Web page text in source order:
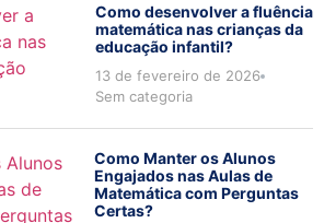
Como desenvolver a fluência
matemática nas crianças da
educação infantil?
13 de fevereiro de 2026
Sem categoria
Como Manter os Alunos
Engajados nas Aulas de
Matemática com Perguntas
Certas?